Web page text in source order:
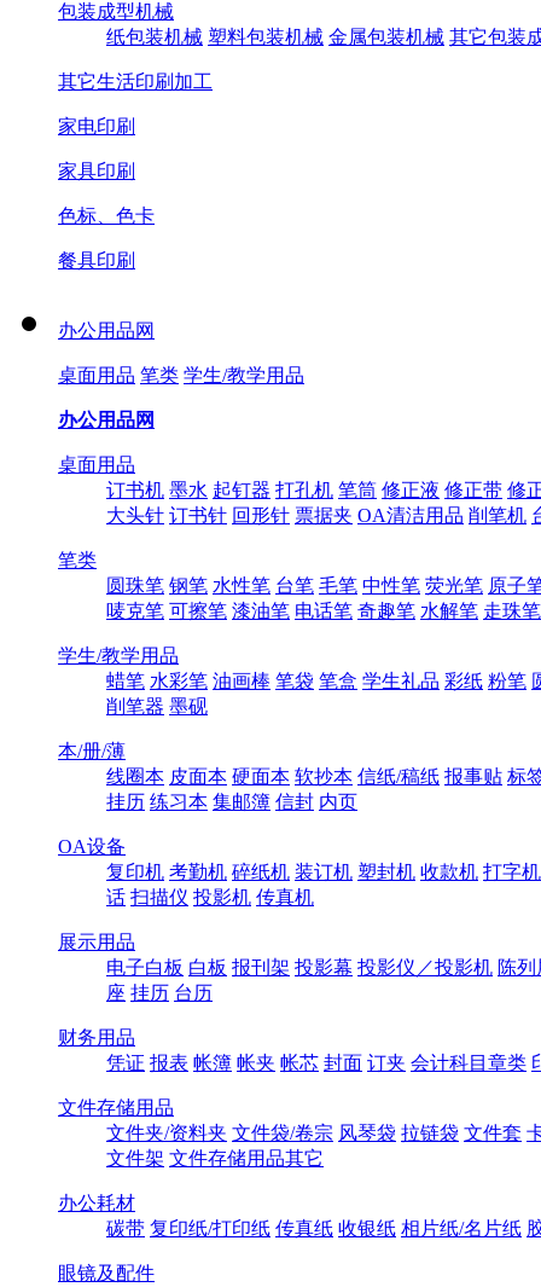
包装成型机械
纸包装机械 塑料包装机械 金属包装机械 其它包装
其它生活印刷加工
家电印刷
家具印刷
色标、色卡
餐具印刷
办公用品网
桌面用品 笔类 学生/教学用品
办公用品网
桌面用品
订书机 墨水 起钉器 打孔机 笔筒 修正液 修正带 修
大头针 订书针 回形针 票据夹 OA清洁用品 削笔机
笔类
圆珠笔 钢笔 水性笔 台笔 毛笔 中性笔 荧光笔 原子
唛克笔 可擦笔 漆油笔 电话笔 奇趣笔 水解笔 走珠笔
学生/教学用品
蜡笔 水彩笔 油画棒 笔袋 笔盒 学生礼品 彩纸 粉笔
削笔器 墨砚
本/册/薄
线圈本 皮面本 硬面本 软抄本 信纸/稿纸 报事贴 标
挂历 练习本 集邮簿 信封 内页
OA设备
复印机 考勤机 碎纸机 装订机 塑封机 收款机 打字机
话 扫描仪 投影机 传真机
展示用品
电子白板 白板 报刊架 投影幕 投影仪／投影机 陈
座 挂历 台历
财务用品
凭证 报表 帐簿 帐夹 帐芯 封面 订夹 会计科目章类
文件存储用品
文件夹/资料夹 文件袋/卷宗 风琴袋 拉链袋 文件套
文件架 文件存储用品其它
办公耗材
碳带 复印纸/打印纸 传真纸 收银纸 相片纸/名片纸
眼镜及配件